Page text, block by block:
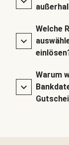
Welche
Warum